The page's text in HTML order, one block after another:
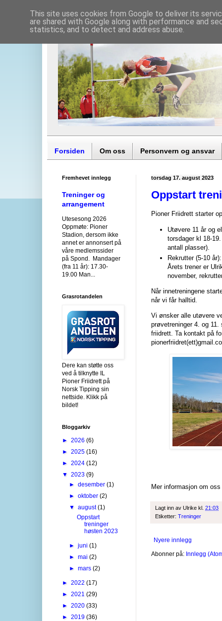
Forsiden Om oss Personvern og ansvar
torsdag 17. august 2023
Oppstart
Pioner Friidrett starter
Utøvere 11 år og
torsdager kl 18-
antall plasser).
Rekrutter (5-10
Årets trener er
november,
Når innetreningene
når vi får halltid.
Vi ønsker alle utøvere
prøvetreninger 4. og
friidrett. Ta kontakt på
Mer informasjon om oss
Lagt inn av Ulrike kl. 21:03
Etiketter: Treninger
Nyere innlegg
Abonner på: Innlegg
Fremhevet innlegg
Treninger og
arrangement
Utesesong 2026
Oppmøte: Pioner
Stadion, dersom ikke
annet er annonsert på
våre medlemssider
på Spond. Mandager
(fra 11 år): 17.30-
19.00 Man...
Grasrotandelen
Dere kan støtte oss
ved å tilknytte IL
Pioner Friidrett på
Norsk Tipping sin
nettside. Klikk på
bildet!
Bloggarkiv
► 2026 (6)
► 2025 (16)
► 2024 (12)
▼ 2023 (9)
►desember(1)
►oktober(2)
▼august(1)
Oppstart
treninger
høsten 2023
►juni(1)
►mai(2)
►mars(2)
► 2022 (17)
► 2021 (29)
► 2020 (33)
► 2019 (36)
This site uses cookies from Google to deliver its
are shared with Google along with performance and
statistics, and to detect and address abuse.